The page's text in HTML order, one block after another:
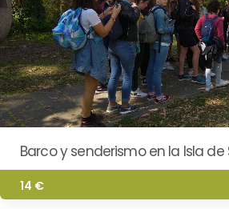
Barco y senderismo en la Isla de
14 €